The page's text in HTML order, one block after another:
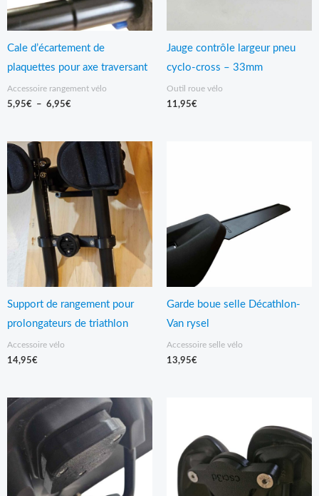
Cale d’écartement de
plaquettes pour axe traversant
Accessoire rangement vélo
5,95€ – 6,95€
Jauge contrôle largeur pneu
cyclo-cross – 33mm
Outil roue vélo
11,95€
Support de rangement pour
prolongateurs de triathlon
Accessoire vélo
14,95€
Garde boue selle Décathlon-
Van rysel
Accessoire selle vélo
13,95€